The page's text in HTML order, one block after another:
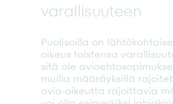
varallisuuteen
Puolisoilla on
oikeus toistensa
sitä ole
muilla määräyksillä
avio-oikeutta rajoittavia